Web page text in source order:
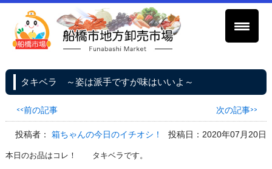
タキベラ ～姿は派手ですが味はいいよ～
<<前の記事 次の記事>>
投稿者：箱ちゃんの今日のイチオシ！ 投稿日：2020年07月20日
本日のお品はコレ！ タキベラです。